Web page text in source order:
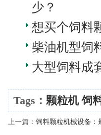
少？
想买个饲料
柴油机型饲
大型饲料成
Tags： 颗粒机 饲
上一篇： 饲料颗粒机械设备：